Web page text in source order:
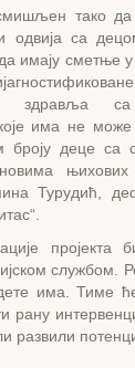
тако
одвија са
имају сметње у
здравља
има не
броју деце са
њихових
Турудић,
пројекта
службом.
има. Тиме
рану